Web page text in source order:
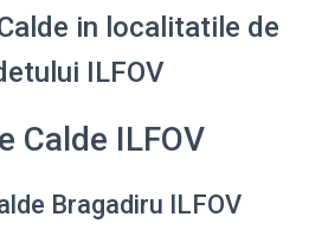
in localitatile de
ILFOV
Calde ILFOV
Bragadiru ILFOV